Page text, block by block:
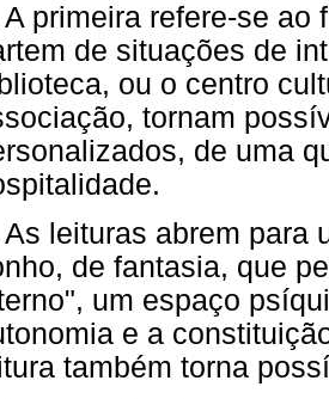
A primeira refere-se
de situações de
ou o centro
tornam
de uma
As leituras abrem para
de fantasia, que
um espaço
e a
também torna